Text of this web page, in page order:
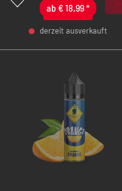
- +
ab € 18,99*
derzeit ausverkauft
dich! Einfach "pearfect".